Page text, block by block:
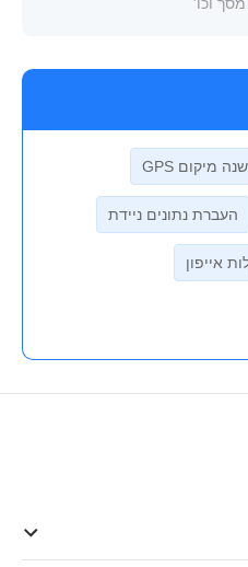
שנה מיקום GPS
העברת נתונים ניידת
אייפון